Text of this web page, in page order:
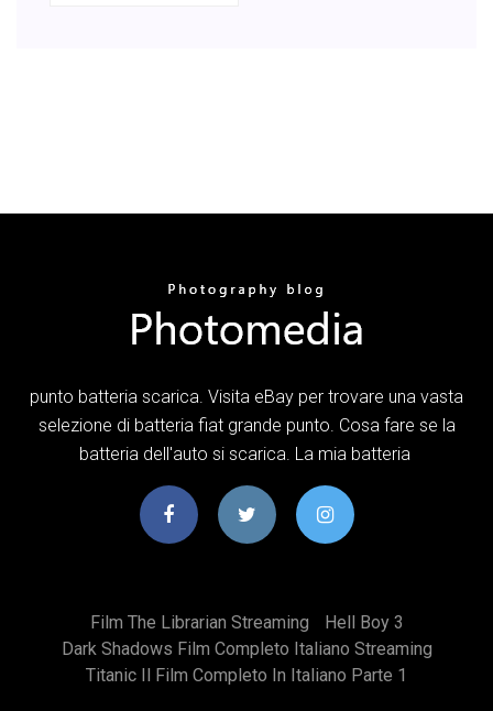
punto batteria scarica. Visita eBay per trovare una vasta
selezione di batteria fiat grande punto. Cosa fare se la
batteria dell'auto si scarica. La mia batteria
Film The Librarian Streaming
Hell Boy 3
Dark Shadows Film Completo Italiano Streaming
Titanic Il Film Completo In Italiano Parte 1